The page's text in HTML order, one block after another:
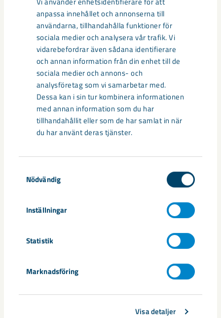
anpassa innehållet och annonserna till
användarna, tillhandahålla funktioner för
sociala medier och analysera vår trafik. Vi
vidarebefordrar även sådana identifierare
och annan information från din enhet till de
sociala medier och annons- och
analysföretag som vi samarbetar med.
Dessa kan i sin tur kombinera informationen
med annan information som du har
tillhandahållit eller som de har samlat in när
du har använt deras tjänster.
Nödvändig
Inställningar
Statistik
Marknadsföring
Visa detaljer
– Vi är lyhörda inför uppgiften och antar utmaningen med
största ödmjukhet. Tillsammans med anhöriga, kyrkans
medlemmar, Kirunabor, kommunen och den nyfikna
omvärlden ska vi försöka genomföra flytten med stor
värdighet, säger Roland Rova, kanslichef Kiruna pastorat.
Under tiden Kiruna kyrka flyttas finns många alternativa
kyrksalar i Kiruna kommun. Bland annat Jukkasjärvi kyrka,
Poikkijärvi kapell, kapellet i Tornehamn och kyrkolokalen i
Tuolluvaara.
finns fortfarande hur mycket som helst att skapa, både idag
Taggar